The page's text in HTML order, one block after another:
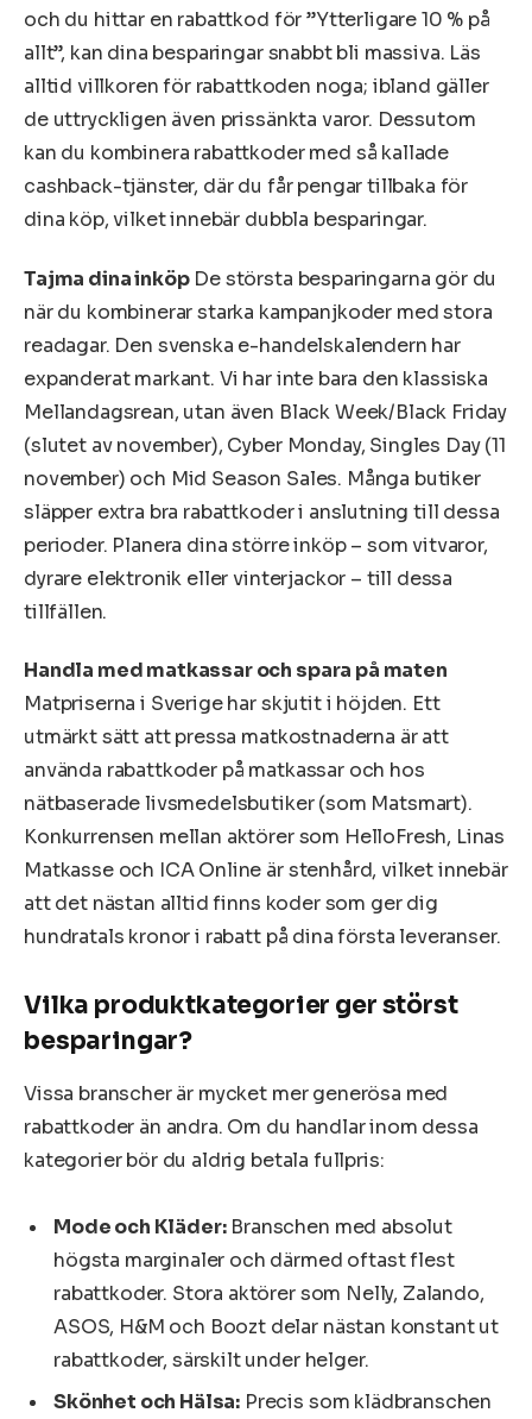
och du hittar en rabattkod för ”Ytterligare 10 % på
allt”, kan dina besparingar snabbt bli massiva. Läs
alltid villkoren för rabattkoden noga; ibland gäller
de uttryckligen även prissänkta varor. Dessutom
kan du kombinera rabattkoder med så kallade
cashback-tjänster, där du får pengar tillbaka för
dina köp, vilket innebär dubbla besparingar.
Tajma dina inköpDe största besparingarna gör du
när du kombinerar starka kampanjkoder med stora
readagar. Den svenska e-handelskalendern har
expanderat markant. Vi har inte bara den klassiska
Mellandagsrean, utan även Black Week/Black Friday
(slutet av november), Cyber Monday, Singles Day (11
november) och Mid Season Sales. Många butiker
släpper extra bra rabattkoder i anslutning till dessa
perioder. Planera dina större inköp – som vitvaror,
dyrare elektronik eller vinterjackor – till dessa
tillfällen.
Handla med matkassar och spara på maten
Matpriserna i Sverige har skjutit i höjden. Ett
utmärkt sätt att pressa matkostnaderna är att
använda rabattkoder på matkassar och hos
nätbaserade livsmedelsbutiker (som Matsmart).
Konkurrensen mellan aktörer som HelloFresh, Linas
Matkasse och ICA Online är stenhård, vilket innebär
att det nästan alltid finns koder som ger dig
hundratals kronor i rabatt på dina första leveranser.
Vilka produktkategorier ger störst
besparingar?
Vissa branscher är mycket mer generösa med
rabattkoder än andra. Om du handlar inom dessa
kategorier bör du aldrig betala fullpris:
Mode och Kläder:Branschen med absolut
högsta marginaler och därmed oftast flest
rabattkoder. Stora aktörer som Nelly, Zalando,
ASOS, H&M och Boozt delar nästan konstant ut
rabattkoder, särskilt under helger.
Skönhet och Hälsa: Precis som klädbranschen